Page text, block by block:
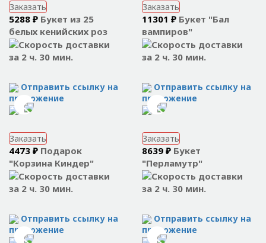
Заказать
5288 ₽ Букет из 25
белых кенийских роз
за 2 ч. 30 мин.
Отправить ссылку на
приложение
Заказать
11301 ₽ Букет "Бал
вампиров"
за 2 ч. 30 мин.
Отправить ссылку на
приложение
Заказать
4473 ₽ Подарок
"Корзина Киндер"
за 2 ч. 30 мин.
Отправить ссылку на
приложение
Заказать
8639 ₽ Букет
"Перламутр"
за 2 ч. 30 мин.
Отправить ссылку на
приложение